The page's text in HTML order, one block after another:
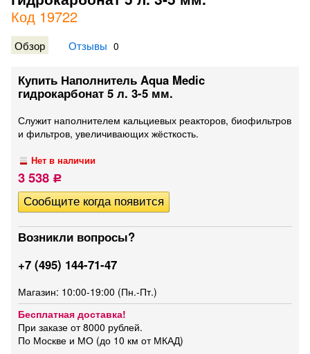
Код 19722
Обзор Отзывы 0
Купить Наполнитель Aqua Medic
гидрокарбонат 5 л. 3-5 мм.
Служит наполнителем кальциевых реакторов, биофильтров
и фильтров, увеличивающих жёсткость.
Нет в наличии
3 538 Р
Возникли вопросы?
+7 (495) 144-71-47
Магазин: 10:00-19:00 (Пн.-Пт.)
Бесплатная доставка!
При заказе от 8000 рублей.
По Москве и МО (до 10 км от МКАД)